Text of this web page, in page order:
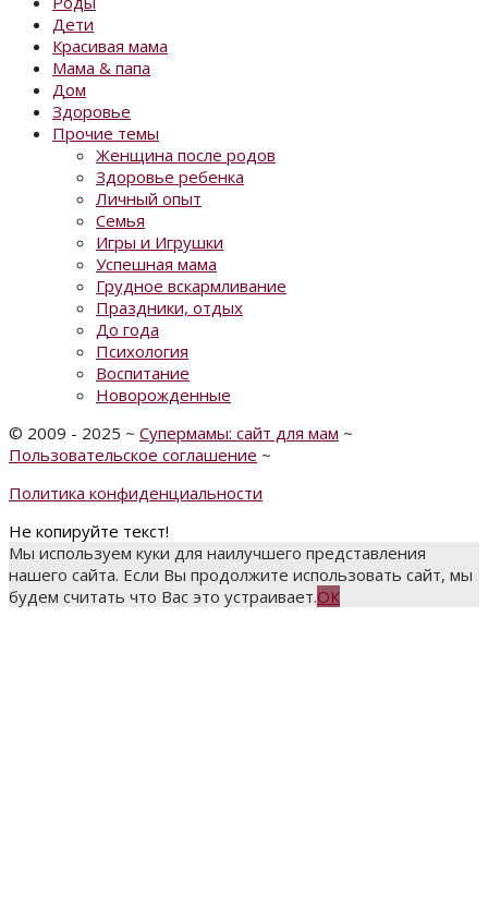
Дети
Красивая мама
Мама & папа
Дом
Здоровье
Прочие темы
Женщина после родов
Здоровье ребенка
Личный опыт
Семья
Игры и Игрушки
Успешная мама
Грудное вскармливание
Праздники, отдых
До года
Психология
Воспитание
Новорожденные
© 2009 - 2025 ~ Супермамы: сайт для мам ~
Пользовательское соглашение ~
Политика конфиденциальности
Не копируйте текст!
Мы используем куки для наилучшего представления
нашего сайта. Если Вы продолжите использовать сайт, мы
будем считать что Вас это устраивает.ОК